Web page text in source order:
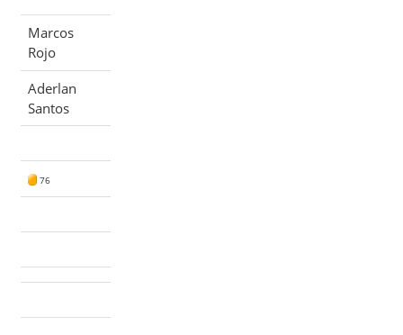
Marcos
Rojo
Aderlan
Santos
76